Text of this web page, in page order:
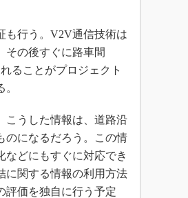
も行う。V2V通信技術は
その後すぐに路車間
ることがプロジェクト
こうした情報は、道路沿
のになるだろう。この情
などにもすぐに対応でき
に関する情報の利用方法
評価を独自に行う予定